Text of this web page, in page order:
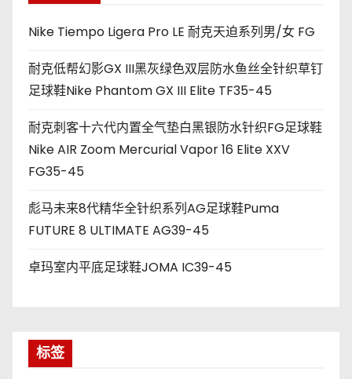
Nike Tiempo Ligera Pro LE 耐克天迫系列男/女 FG
耐克低帮幻影GX III黑灰绿色双层防水鱼丝全针织草钉
足球鞋Nike Phantom GX III Elite TF35-45
耐克刺客十六代内置全气垫白黑银防水针织FG足球鞋
Nike AIR Zoom Mercurial Vapor 16 Elite XXV
FG35-45
彪马未来8代精华全针织系列AG足球鞋Puma
FUTURE 8 ULTIMATE AG39-45
卓玛室内平底足球鞋JOMA IC39-45
标签